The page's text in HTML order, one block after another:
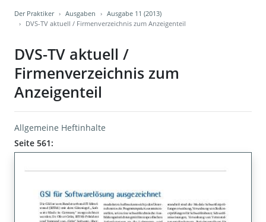
Der Praktiker Ausgaben
Ausgabe 11 (2013)
DVS-TV aktuell / Firmenverzeichnis zum Anzeigenteil
DVS-TV aktuell /
Firmenverzeichnis zum
Anzeigenteil
Allgemeine Heftinhalte
Seite 561: